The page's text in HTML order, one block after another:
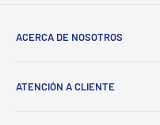
ACERCA DE NOSOTROS
Política de reembolso
ATENCIÓN A CLIENTE